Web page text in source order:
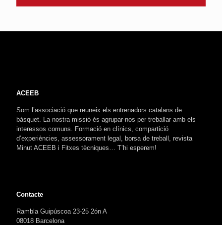
ACEEB
Som l’associació que reuneix els entrenadors catalans de
bàsquet. La nostra missió és agrupar-nos per treballar amb els
interessos comuns. Formació en clínics, compartició
d’experiències, assessorament legal, borsa de treball, revista
Minut ACEEB i Fitxes tècniques… T’hi esperem!
Contacte
Rambla Guipúscoa 23-25 2ón A
08018 Barcelona